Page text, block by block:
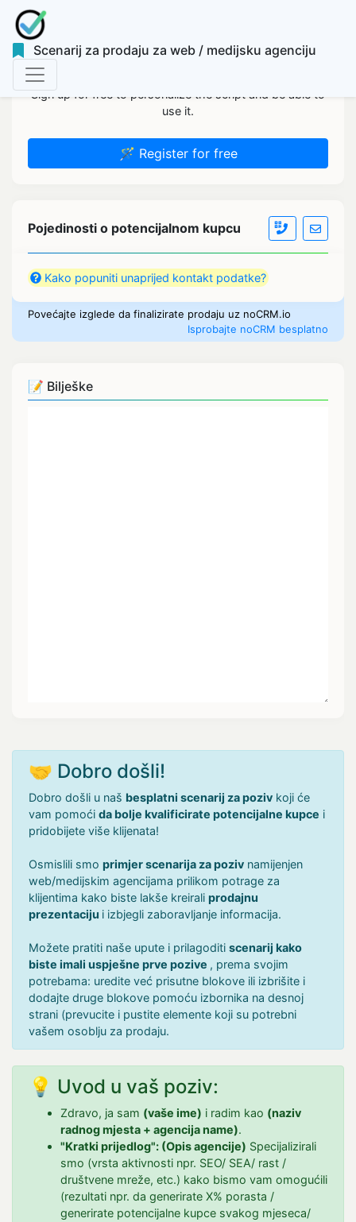
Scenarij za prodaju za web / medijsku agenciju
🤝 Dobro došli!
Dobro došli u naš besplatni scenarij za poziv koji će
vam pomoći da bolje kvalificirate potencijalne kupce i
pridobijete više klijenata!
Osmislili smo primjer scenarija za poziv namijenjen
web/medijskim agencijama prilikom potrage za
klijentima kako biste lakše kreirali prodajnu
prezentaciju i izbjegli zaboravljanje informacija.
Možete pratiti naše upute i prilagoditi scenarij kako
biste imali uspješne prve pozive , prema svojim
potrebama: uredite već prisutne blokove ili izbrišite i
dodajte druge blokove pomoću izbornika na desnoj
strani (prevucite i pustite elemente koji su potrebni
vašem osoblju za prodaju.
💡 Uvod u vaš poziv:
Zdravo, ja sam (vaše ime) i radim kao (naziv
radnog mjesta + agencija name).
"Kratki prijedlog": (Opis agencije) Specijalizirali
smo (vrsta aktivnosti npr. SEO/ SEA/ rast /
društvene mreže, etc.) kako bismo vam omogućili
(rezultati npr. da generirate X% porasta /
generirate potencijalne kupce svakog mjeseca/
Sign up for free to personalize the script and be able to
use it.
🪄 Register for free
Pojedinosti o potencijalnom kupcu
Kako popuniti unaprijed kontakt podatke?
Povećajte izglede da finalizirate prodaju uz noCRM.io
Isprobajte noCRM besplatno
📝 Bilješke